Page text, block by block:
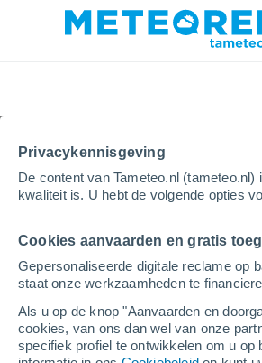
Privacykennisgeving
De content van Tameteo.nl
kwaliteit is. U hebt de volgende opties
Cookies aanvaarden en gratis
Gepersonaliseerde digitale reclame op
staat onze werkzaamheden te
Als u op de knop "Aanvaarden en
cookies, van ons dan wel van onze
specifiek profiel te ontwikkelen om u
Home Limburg
Weer
Weer 1 - 7 dagen Per uur